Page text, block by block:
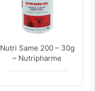
Nutri Same 200 – 30g
– Nutripharme